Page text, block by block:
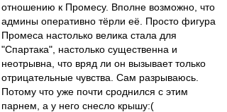
отношению к Промесу. Вполне возможно, что
админы оперативно тёрли её. Просто фигура
Промеса настолько велика стала для
"Спартака", настолько существенна и
неотрывна, что вряд ли он вызывает только
отрицательные чувства. Сам разрываюсь.
Потому что уже почти сроднился с этим
парнем, а у него снесло крышу:(